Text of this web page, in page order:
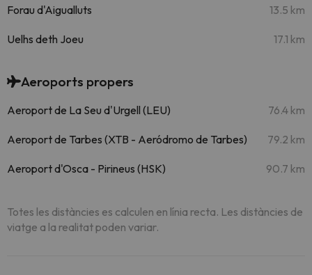
Forau d'Aigualluts 13.5 km
Uelhs deth Joeu 17.1 km
Aeroports propers
Aeroport de La Seu d'Urgell (LEU) 76.4 km
Aeroport de Tarbes (XTB - Aeródromo de Tarbes) 79.2 km
Aeroport d'Osca - Pirineus (HSK) 90.7 km
Totes les distàncies es calculen en línia recta. Les distàncies de
viatge a la realitat poden variar.